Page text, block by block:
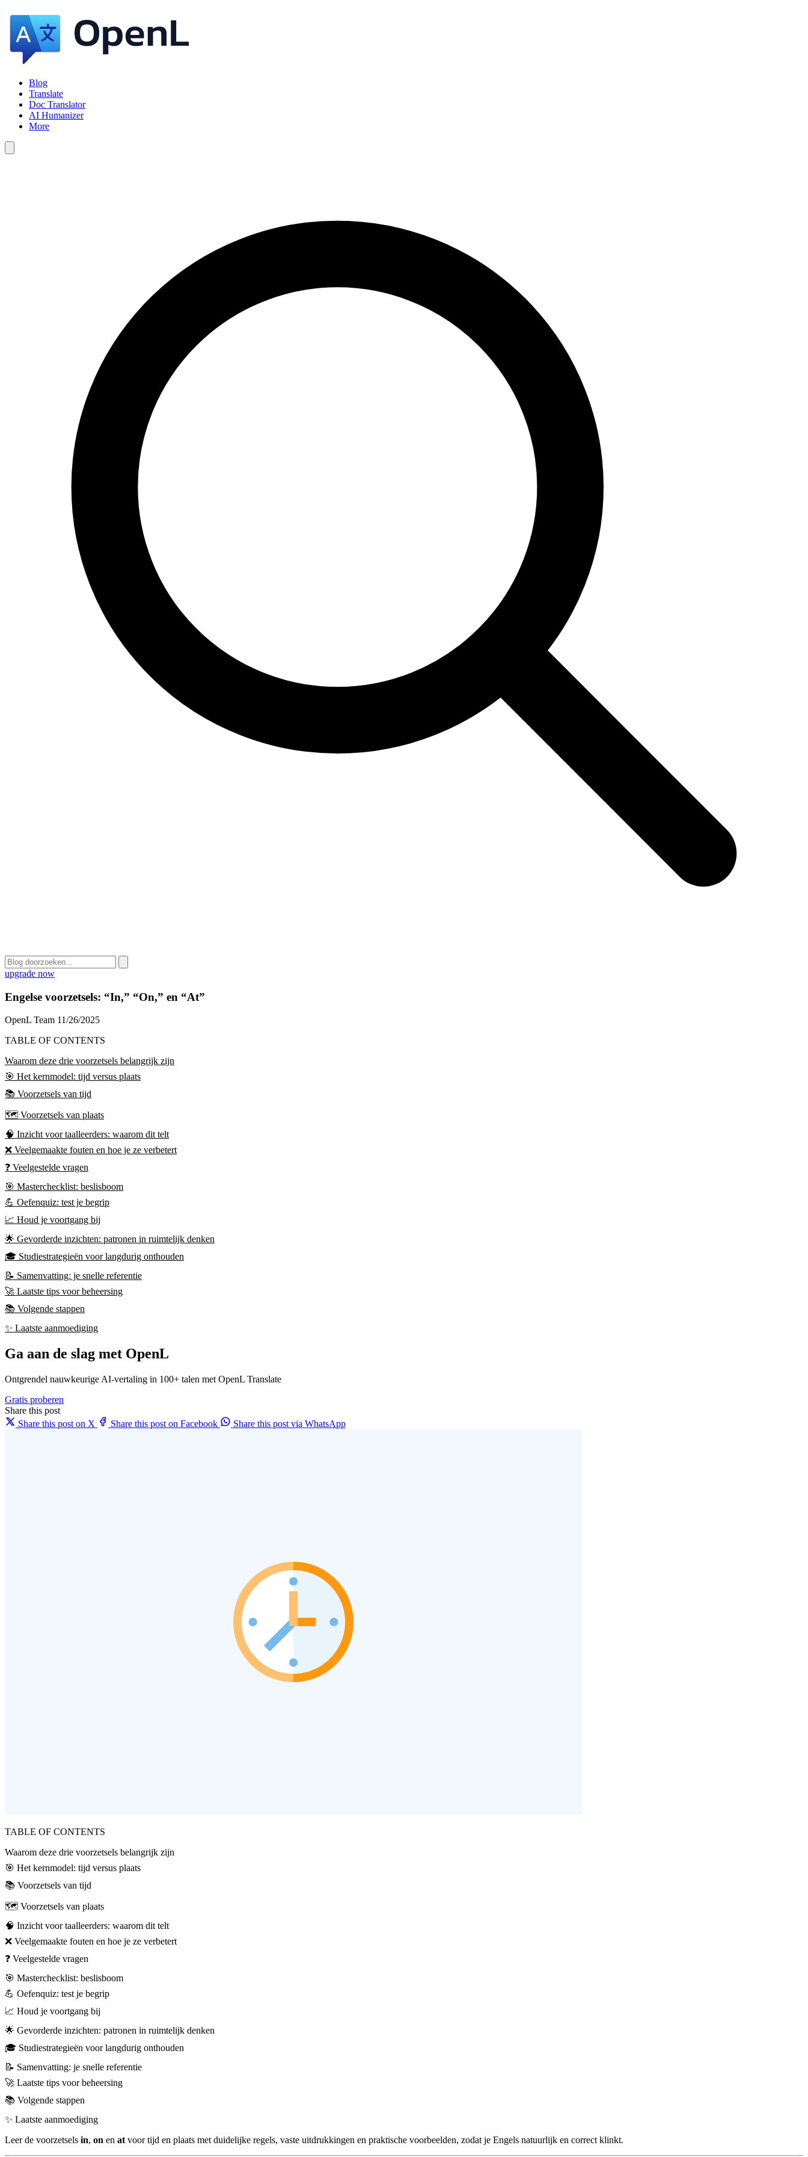
Blog
Translate
Doc Translator
AI Humanizer
More
upgrade now
Engelse voorzetsels: “In,” “On,” en “At”
OpenL Team 11/26/2025
TABLE OF CONTENTS
Waarom deze drie voorzetsels belangrijk zijn
🎯 Het kernmodel: tijd versus plaats
📚 Voorzetsels van tijd
🗺️ Voorzetsels van plaats
🧠 Inzicht voor taalleerders: waarom dit telt
❌ Veelgemaakte fouten en hoe je ze verbetert
❓ Veelgestelde vragen
🎯 Masterchecklist: beslisboom
💪 Oefenquiz: test je begrip
📈 Houd je voortgang bij
🌟 Gevorderde inzichten: patronen in ruimtelijk denken
🎓 Studiestrategieën voor langdurig onthouden
📝 Samenvatting: je snelle referentie
🚀 Laatste tips voor beheersing
📚 Volgende stappen
✨ Laatste aanmoediging
Ga aan de slag met OpenL
Ontgrendel nauwkeurige AI-vertaling in 100+ talen met OpenL Translate
Gratis proberen
Share this post
Share this post on X
Share this post on Facebook Share this post via WhatsApp
TABLE OF CONTENTS
Waarom deze drie voorzetsels belangrijk zijn
🎯 Het kernmodel: tijd versus plaats
📚 Voorzetsels van tijd
🗺️ Voorzetsels van plaats
🧠 Inzicht voor taalleerders: waarom dit telt
❌ Veelgemaakte fouten en hoe je ze verbetert
❓ Veelgestelde vragen
🎯 Masterchecklist: beslisboom
💪 Oefenquiz: test je begrip
📈 Houd je voortgang bij
🌟 Gevorderde inzichten: patronen in ruimtelijk denken
🎓 Studiestrategieën voor langdurig onthouden
📝 Samenvatting: je snelle referentie
🚀 Laatste tips voor beheersing
📚 Volgende stappen
✨ Laatste aanmoediging
Leer de voorzetsels in, on en at voor tijd en plaats met duidelijke regels, vaste uitdrukkingen en praktische voorbeelden, zodat je Engels natuurlijk en correct klinkt.